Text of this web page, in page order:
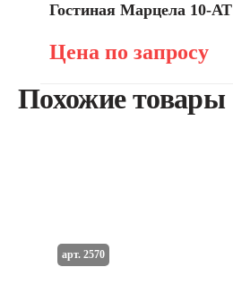
Гостиная Марцела 10-АТ
Цена по запросу
Похожие товары
арт. 2570